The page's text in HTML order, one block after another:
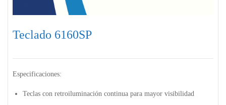
Teclado 6160SP
Especificaciones:
Teclas con retroiluminación continua para mayor visibilidad